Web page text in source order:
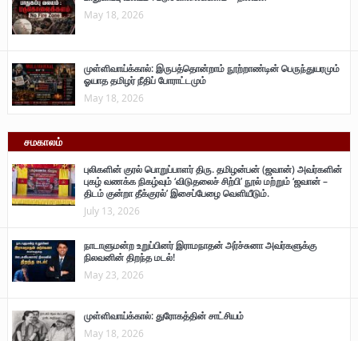
May 18, 2026
முள்ளிவாய்க்கால்: இருபத்தொன்றாம் நூற்றாண்டின் பெருந்துயரமும்
ஓயாத தமிழர் நீதிப் போராட்டமும்
May 18, 2026
சமகாலம்
புலிகளின் குரல் பொறுப்பாளர் திரு. தமிழன்பன் (ஜவான்) அவர்களின்
புகழ் வணக்க நிகழ்வும் ‘விடுதலைச் சிற்பி’ நூல் மற்றும் ‘ஜவான் –
திடம் குன்றா தீக்குரல்’ இசைப்பேழை வெளியீடும்.
July 13, 2026
நாடாளுமன்ற உறுப்பினர் இராமநாதன் அர்ச்சுனா அவர்களுக்கு
நிலவனின் திறந்த மடல்!
May 23, 2026
முள்ளிவாய்க்கால்: துரோகத்தின் சாட்சியம்
May 18, 2026